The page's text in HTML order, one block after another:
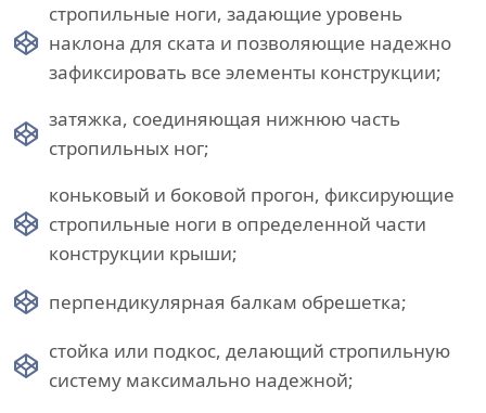
стропильные ноги, задающие уровень
наклона для ската и позволяющие надежно
зафиксировать все элементы конструкции;
затяжка, соединяющая нижнюю часть
стропильных ног;
коньковый и боковой прогон, фиксирующие
стропильные ноги в определенной части
конструкции крыши;
перпендикулярная балкам обрешетка;
стойка или подкос, делающий стропильную
систему максимально надежной;